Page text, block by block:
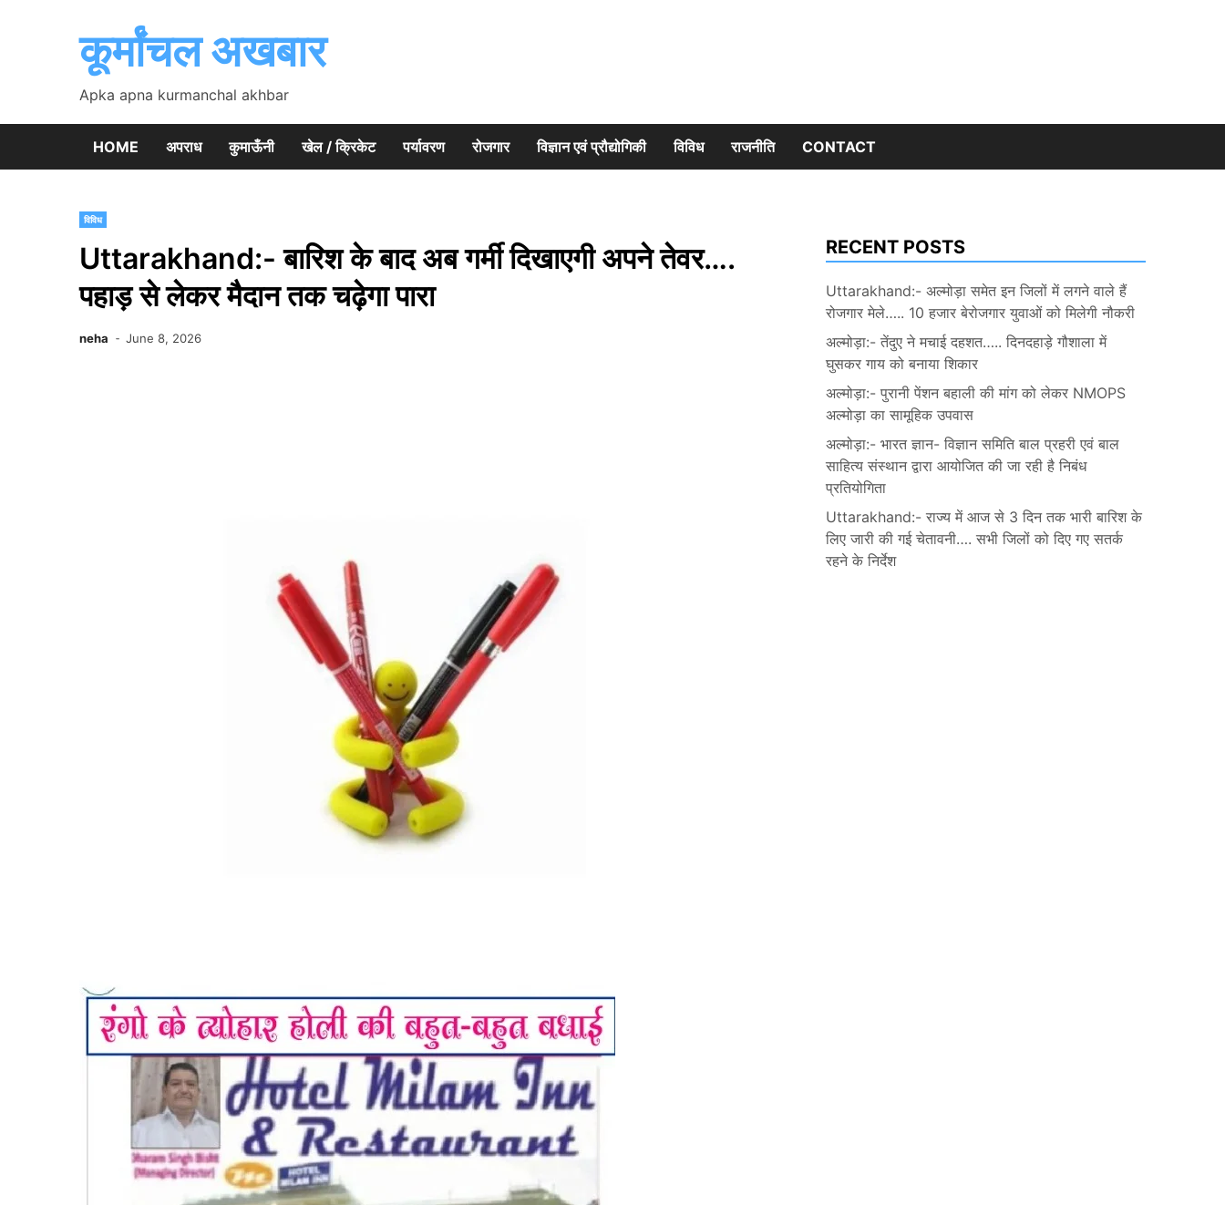
कूर्मांचल अखबार
Apka apna kurmanchal akhbar
HOME अपराध कुमाऊँनी खेल / क्रिकेट पर्यावरण रोजगार विज्ञान एवं प्रौद्योगिकी विविध राजनीति CONTACT
विविध
Uttarakhand:- बारिश के बाद अब गर्मी दिखाएगी अपने तेवर….
पहाड़ से लेकर मैदान तक चढ़ेगा पारा
neha June 8, 2026
RECENT POSTS
Uttarakhand:- अल्मोड़ा समेत इन जिलों में लगने वाले हैं
रोजगार मेले….. 10 हजार बेरोजगार युवाओं को मिलेगी नौकरी
अल्मोड़ा:- तेंदुए ने मचाई दहशत….. दिनदहाड़े गौशाला में
घुसकर गाय को बनाया शिकार
अल्मोड़ा:- पुरानी पेंशन बहाली की मांग को लेकर NMOPS
अल्मोड़ा का सामूहिक उपवास
अल्मोड़ा:- भारत ज्ञान- विज्ञान समिति बाल प्रहरी एवं बाल
साहित्य संस्थान द्वारा आयोजित की जा रही है निबंध
प्रतियोगिता
Uttarakhand:- राज्य में आज से 3 दिन तक भारी बारिश के
लिए जारी की गई चेतावनी…. सभी जिलों को दिए गए सतर्क
रहने के निर्देश